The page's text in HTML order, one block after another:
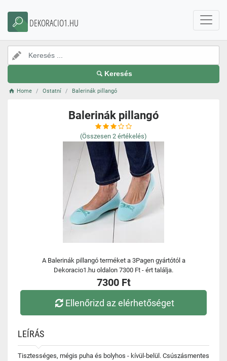
DEKORACIO1.HU
Keresés
Home Ostatní Balerinák pillangó
Balerinák pillangó
(Összesen 2 értékelés)
A Balerinák pillangó terméket a 3Pagen gyártótól a
Dekoracio1.hu oldalon 7300 Ft - ért találja.
7300 Ft
Ellenőrizd az elérhetőséget
LEÍRÁS
Tisztességes, mégis puha és bolyhos - kívül-belül. Csúszásmentes